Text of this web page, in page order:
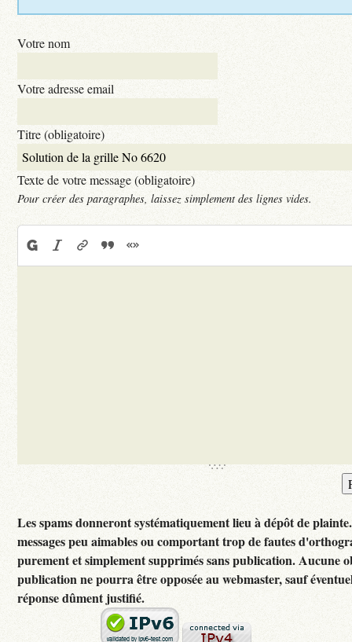
Votre nom
Votre adresse email
Titre (obligatoire)
Texte de votre message (obligatoire)
Pour créer des paragraphes, laissez simplement des lignes vides.
Les spams donneront systématiquement lieu à dépôt de
messages peu aimables ou comportant trop de fautes
purement et simplement supprimés sans publication. Aucune
publication ne pourra être opposée au webmaster, sauf
réponse dûment justifié.